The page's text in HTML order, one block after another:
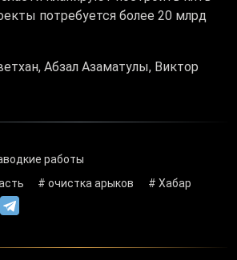
потребуется более 20 млрд
Абзал Азаматулы, Виктор
работы
# очистка арыков # Хабар